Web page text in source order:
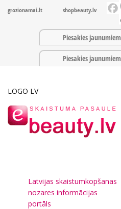
grozionamai.lt shopbeauty.lv
Piesakies jaunumiem
Piesakies jaunumiem
LOGO LV
Latvijas skaistumkopšanas
nozares informācijas
portāls